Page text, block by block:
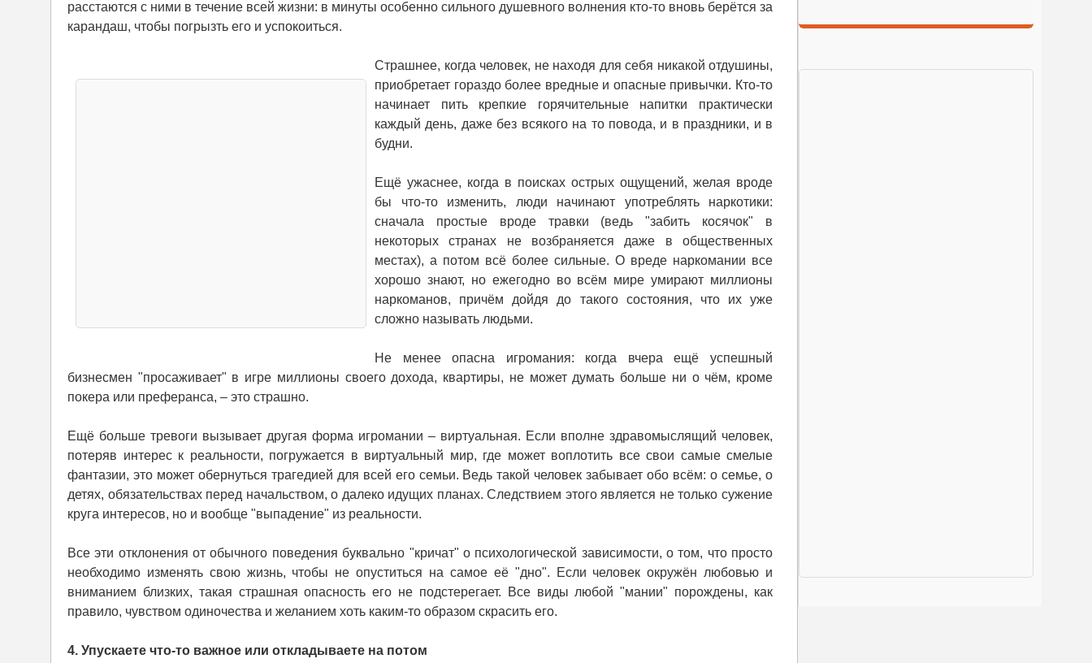
расстаются с ними в течение всей жизни: в минуты особенно сильного душевного волнения кто-то вновь берётся за
карандаш, чтобы погрызть его и успокоиться.
Страшнее, когда человек, не находя для себя никакой отдушины,
приобретает гораздо более вредные и опасные привычки. Кто-то
начинает пить крепкие горячительные напитки практически
каждый день, даже без всякого на то повода, и в праздники, и в
будни.
Ещё ужаснее, когда в поисках острых ощущений, желая вроде
бы что-то изменить, люди начинают употреблять наркотики:
сначала простые вроде травки (ведь "забить косячок" в
некоторых странах не возбраняется даже в общественных
местах), а потом всё более сильные. О вреде наркомании все
хорошо знают, но ежегодно во всём мире умирают миллионы
наркоманов, причём дойдя до такого состояния, что их уже
сложно называть людьми.
Не менее опасна игромания: когда вчера ещё успешный
бизнесмен "просаживает" в игре миллионы своего дохода, квартиры, не может думать больше ни о чём, кроме
покера или преферанса, – это страшно.
Ещё больше тревоги вызывает другая форма игромании – виртуальная. Если вполне здравомыслящий человек,
потеряв интерес к реальности, погружается в виртуальный мир, где может воплотить все свои самые смелые
фантазии, это может обернуться трагедией для всей его семьи. Ведь такой человек забывает обо всём: о семье, о
детях, обязательствах перед начальством, о далеко идущих планах. Следствием этого является не только сужение
круга интересов, но и вообще "выпадение" из реальности.
Все эти отклонения от обычного поведения буквально "кричат" о психологической зависимости, о том, что просто
необходимо изменять свою жизнь, чтобы не опуститься на самое её "дно". Если человек окружён любовью и
вниманием близких, такая страшная опасность его не подстерегает. Все виды любой "мании" порождены, как
правило, чувством одиночества и желанием хоть каким-то образом скрасить его.
4. Упускаете что-то важное или откладываете на потом